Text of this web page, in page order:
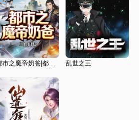
都市之魔帝奶爸|都市超能|嚣张|杀手|神豪赘婿文 乱世之王